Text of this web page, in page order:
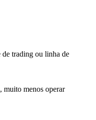
trading ou linha de
muito menos operar